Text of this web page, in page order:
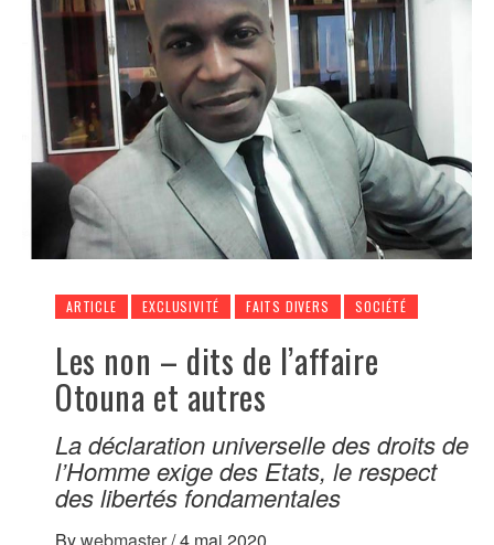
ARTICLE EXCLUSIVITÉ FAITS DIVERS SOCIÉTÉ
Les non – dits de l’affaire
Otouna et autres
La déclaration universelle des droits de
l’Homme exige des Etats, le respect
des libertés fondamentales